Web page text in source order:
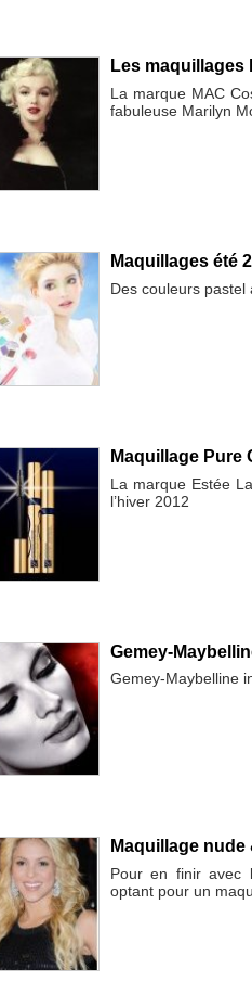
Les maquillages
La marque MAC
fabuleuse Marilyn
Maquillages été
Des couleurs pastel
Maquillage Pure
La marque Estée
l’hiver 2012
Gemey-
Gemey-Maybelline
Maquillage nude
Pour en finir avec
optant pour un